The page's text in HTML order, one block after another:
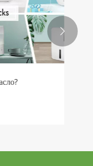
функцията
